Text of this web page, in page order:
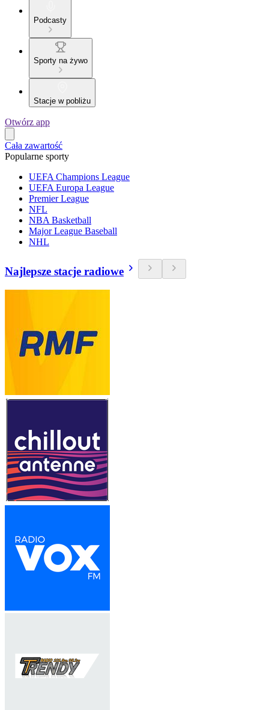
Podcasty
Sporty na żywo
Stacje w pobliżu
Otwórz app
Cała zawartość
Popularne sporty
UEFA Champions League
UEFA Europa League
Premier League
NFL
NBA Basketball
Major League Baseball
NHL
Najlepsze stacje radiowe